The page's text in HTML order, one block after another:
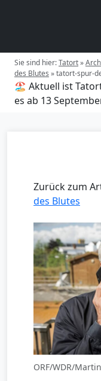
Sie sind hier:Tatort»
des Blutes »tatort-spur-
🏖️ Aktuell ist
es ab 13
Zurück zum
des Blutes
ORF/WDR/